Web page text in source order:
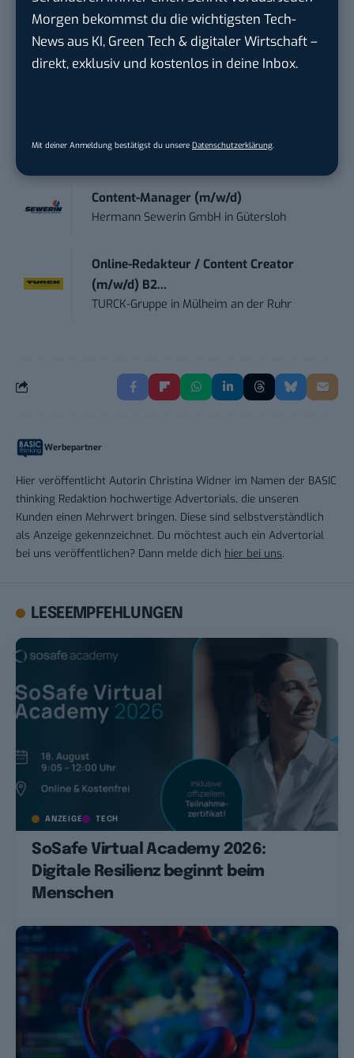
Morgen bekommst du die wichtigsten Tech-
News aus KI, Green Tech & digitaler Wirtschaft –
direkt, exklusiv und kostenlos in deine Inbox.
Mit deiner Anmeldung bestätigst du unsere Datenschutzerklärung
Marketing Manager – Content
Marketing /...
Acura Fachklinik GmbHinAlbstadt
Ennepetal
Content-Manager (m/w/d)
Hermann Sewerin GmbH in Gütersloh
Online-Redakteur / Content Creator
(m/w/d) B2...
TURCK-Gruppe in Mülheim an der Ruhr
Werbepartner
Hier veröffentlicht Autorin Christina Widner im Namen der BASIC
thinking Redaktion hochwertige Advertorials, die unseren
Kunden einen Mehrwert bringen. Diese sind selbstverständlich
als Anzeige gekennzeichnet. Du möchtest auch ein Advertorial
bei uns veröffentlichen? Dann melde dich hier bei uns.
LESEEMPFEHLUNGEN
ANZEIGE TECH
SoSafe Virtual Academy 2026:
Digitale Resilienz beginnt beim
Menschen